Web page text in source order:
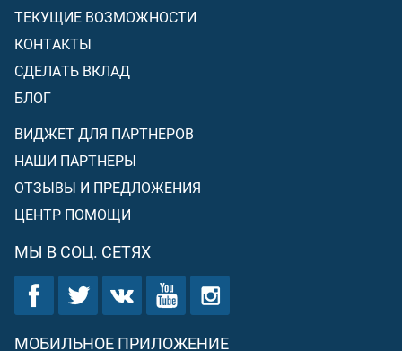
ТЕКУЩИЕ ВОЗМОЖНОСТИ
КОНТАКТЫ
СДЕЛАТЬ ВКЛАД
БЛОГ
ВИДЖЕТ ДЛЯ ПАРТНЕРОВ
НАШИ ПАРТНЕРЫ
ОТЗЫВЫ И ПРЕДЛОЖЕНИЯ
ЦЕНТР ПОМОЩИ
МЫ В СОЦ. СЕТЯХ
МОБИЛЬНОЕ ПРИЛОЖЕНИЕ